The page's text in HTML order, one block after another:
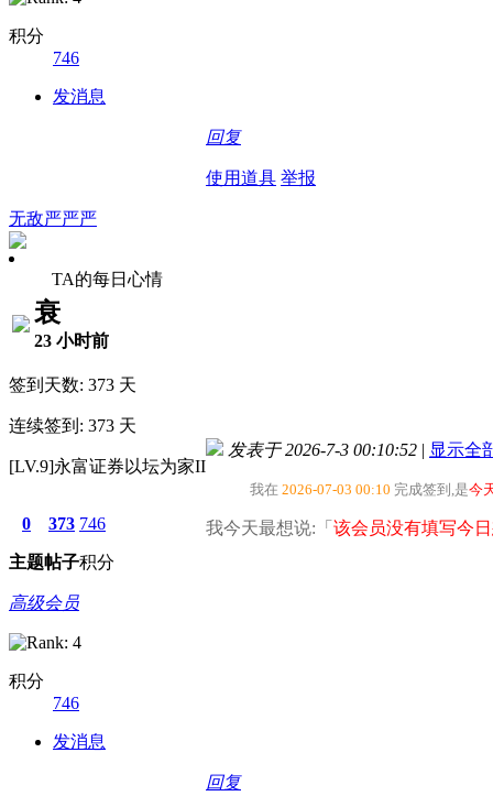
积分
746
发消息
回复
使用道具 举报
无敌严严严
TA的每日心情
衰
23 小时前
签到天数: 373 天
连续签到: 373 天
[LV.9]永富证券以坛为家II
0
主题
373
帖子
746
积分
高级会员
积分
746
发消息
发表于 2026-7-3 00:10:52 | 显示全
我在 2026-07-03 00:10 完成签到,是今
我今天最想说:「 该会员没有填写今
回复